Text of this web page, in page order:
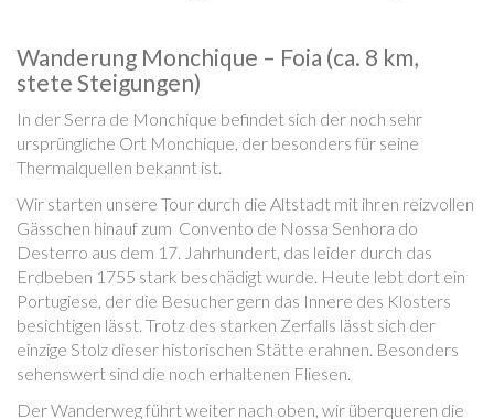
Wanderung Monchique – Foia (ca. 8 km,
stete Steigungen)
In der Serra de Monchique befindet sich der noch sehr
ursprüngliche Ort Monchique, der besonders für seine
Thermalquellen bekannt ist.
Wir starten unsere Tour durch die Altstadt mit ihren reizvollen
Gässchen hinauf zum Convento de Nossa Senhora do
Desterro aus dem 17. Jahrhundert, das leider durch das
Erdbeben 1755 stark beschädigt wurde. Heute lebt dort ein
Portugiese, der die Besucher gern das Innere des Klosters
besichtigen lässt. Trotz des starken Zerfalls lässt sich der
einzige Stolz dieser historischen Stätte erahnen. Besonders
sehenswert sind die noch erhaltenen Fliesen.
Der Wanderweg führt weiter nach oben, wir überqueren die